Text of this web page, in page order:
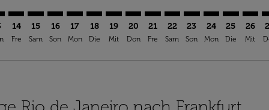
14
Fre
15
Sam
16
Son
17
Mon
18
Die
19
Mit
20
Don
21
Fre
22
Sam
23
Son
24
Mon
25
Die
26
Mit